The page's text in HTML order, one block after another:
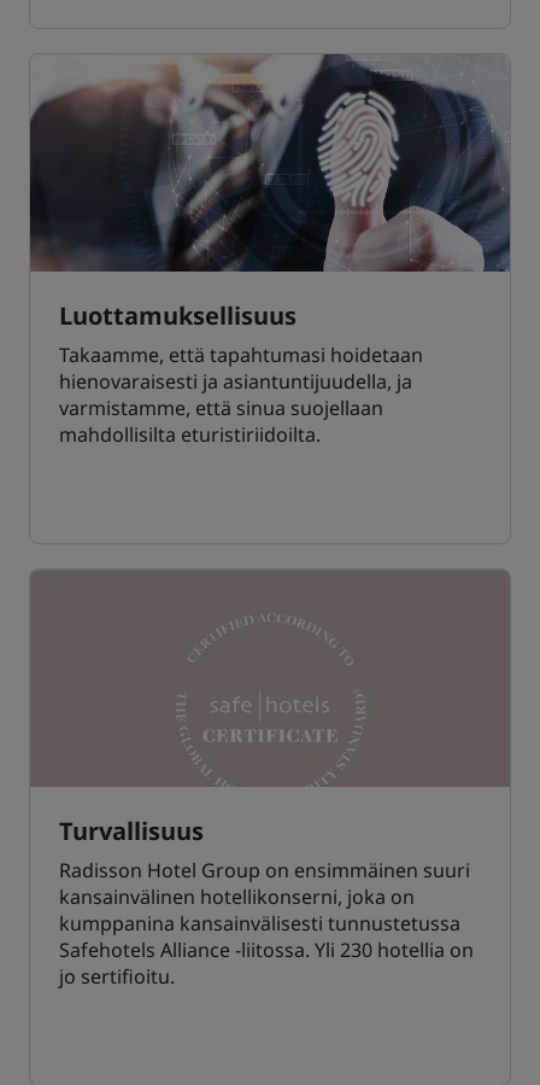
Luottamuksellisuus
Takaamme, että tapahtumasi hoidetaan
hienovaraisesti ja asiantuntijuudella, ja
varmistamme, että sinua suojellaan
mahdollisilta eturistiriidoilta.
Turvallisuus
Radisson Hotel Group on ensimmäinen suuri
kansainvälinen hotellikonserni, joka on
kumppanina kansainvälisesti tunnustetussa
Safehotels Alliance -liitossa. Yli 230 hotellia on
jo sertifioitu.